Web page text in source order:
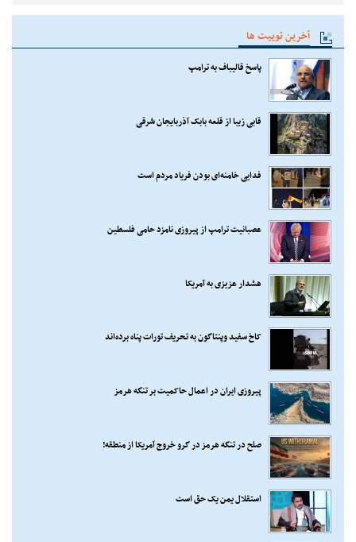
آخرین توییت ها
پاسخ قالیباف به ترامپ
قابی زیبا از قلعه بابک آذربایجان شرقی
فدایی خامنه‌ای بودن فریاد مردم است
عصبانیت ترامپ از پیروزی نامزد حامی فلسطین
هشدار عزیزی به آمریکا
کاخ سفید وپنتاگون به تحریف تورات پناه برده‌اند
پیروزی ایران در اعمال حاکمیت بر تنگه هرمز
صلح در تنگه هرمز در گرو خروج آمریکا از منطقه!
استقلال یمن یک حق است